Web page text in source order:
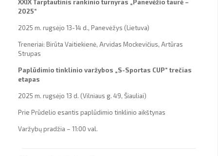
XXIX Tarptautinis rankinio turnyras „Panevėžio taurė –
2025“
2025 m. rugsėjo 13-14 d., Panevėžys (Lietuva)
Treneriai: Birūta Vaitiekienė, Arvidas Mockevičius, Artūras
Strupas
Paplūdimio tinklinio varžybos „S-Sportas CUP“ trečias
etapas
2025 m. rugsėjo 13 d. (Vilniaus g. 49, Šiauliai)
Prie Prūdelio esantis paplūdimio tinklinio aikštynas
Varžybų pradžia – 11:00 val.